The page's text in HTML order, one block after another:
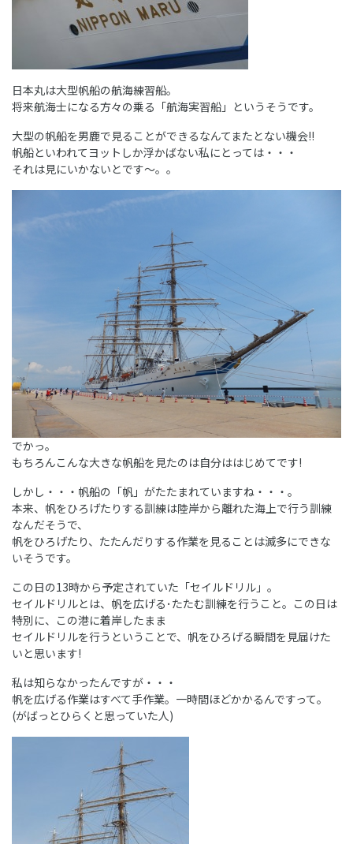
日本丸は大型帆船の航海練習船。
将来航海士になる方々の乗る「航海実習船」というそうです。
大型の帆船を男鹿で見ることができるなんてまたとない機会!!
帆船といわれてヨットしか浮かばない私にとっては・・・
それは見にいかないとです～。。
でかっ。
もちろんこんな大きな帆船を見たのは自分ははじめてです!
しかし・・・帆船の「帆」がたたまれていますね・・・。
本来、帆をひろげたりする訓練は陸岸から離れた海上で行う訓練
なんだそうで、
帆をひろげたり、たたんだりする作業を見ることは滅多にできな
いそうです。
この日の13時から予定されていた「セイルドリル」。
セイルドリルとは、帆を広げる･たたむ訓練を行うこと。この日は
特別に、この港に着岸したまま
セイルドリルを行うということで、帆をひろげる瞬間を見届けた
いと思います!
私は知らなかったんですが・・・
帆を広げる作業はすべて手作業。一時間ほどかかるんですって。
(がばっとひらくと思っていた人)